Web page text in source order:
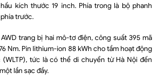
kích thước 19 inch. Phía trong là bộ phanh
trước.
trang bị hai mô-tơ điện, công suất 395 mã
Nm. Pin lithium-ion 88 kWh cho tầm hoạt động
tức là có thể di chuyển từ Hà Nội đến
lần sạc đầy.